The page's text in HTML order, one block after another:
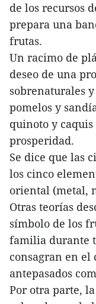
de los recursos
prepara una
frutas.
Un racimo de
deseo de una
sobrenaturales
pomelos y
quinoto y
prosperidad.
Se dice que las
los cinco
oriental (metal,
Otras teorías
símbolo de los
familia durante
consagran en el
antepasados
Por otra parte,